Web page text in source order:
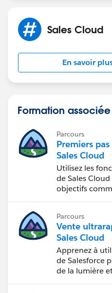
Sales Cloud
En savoir
Formation associée
Parcours
Premiers pas
Sales Cloud
Utilisez les
de Sales
objectifs
Parcours
Vente
Sales Cloud
Apprenez à
de Salesforce
de la lumière